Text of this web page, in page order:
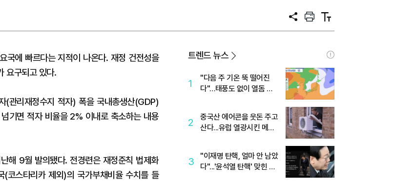
공
프
트
텍
트
국에 빠르다는 지적이 나온다. 재정 건전성을
요구되고 있다.
(관리재정수지 적자) 폭을 국내총생산(GDP)
기면 적자 비율을 2% 이내로 축소하는 내용
해 9월 발의됐다. 전경련은 재정준칙 법제화
스타리카 제외)의 국가부채비율 수치를 들
트렌드 뉴스
1
"다음 주 기온 뚝 떨어진
다"…태풍도 없이 열돔 박
2
중국산 에어콘을 웃돈 주고
산다...유럽 열광시킨 메이
3
"이재명 탄핵, 얼마 안 남았
다"...'윤석열 탄핵' 맞힌 무